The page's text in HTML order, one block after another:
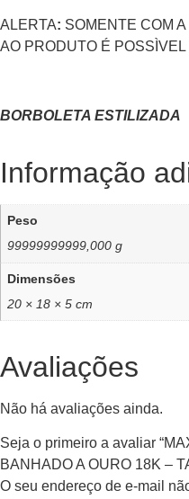
ALERTA: SOMENTE COM
AO PRODUTO É POSSÌVEL
BORBOLETA ESTILIZADA
Informação
Peso
99999999999,000 g
Dimensões
20 × 18 × 5 cm
Avaliações
Não há avaliações ainda.
Seja o primeiro a avaliar
BANHADO A OURO 18K –
O seu endereço de e-mail